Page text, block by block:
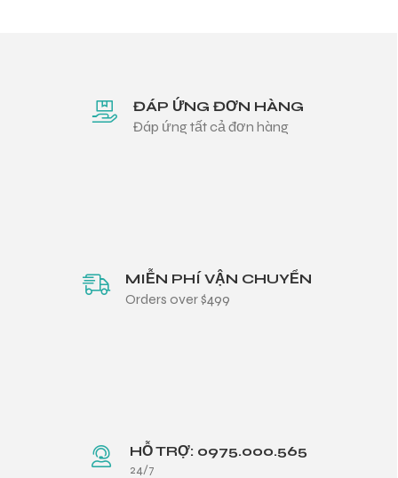
ĐÁP ỨNG ĐƠN HÀNG
Đáp ứng tất cả đơn hàng
MIỄN PHÍ VẬN CHUYỂN
Orders over $499
HỖ TRỢ: 0975.000.565
24/7